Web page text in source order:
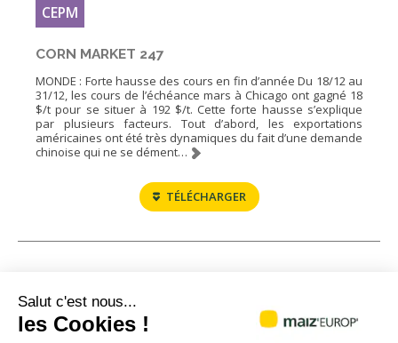
CEPM
CORN MARKET 247
MONDE : Forte hausse des cours en fin d’année Du 18/12 au
31/12, les cours de l’échéance mars à Chicago ont gagné 18
$/t pour se situer à 192 $/t. Cette forte hausse s’explique
par plusieurs facteurs. Tout d’abord, les exportations
américaines ont été très dynamiques du fait d’une demande
chinoise qui ne se dément…
TÉLÉCHARGER
1 2 3
Salut c'est nous...
les Cookies !